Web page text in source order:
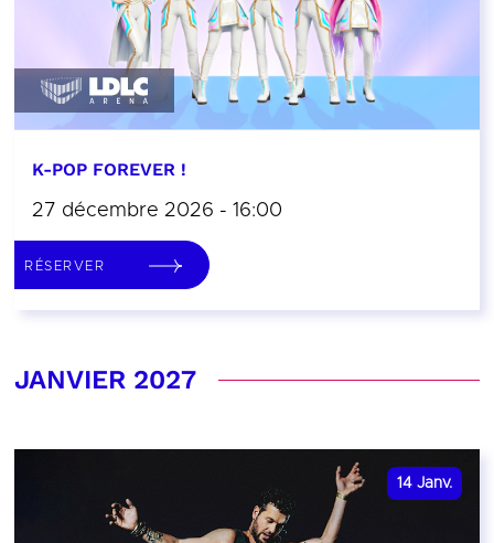
K-POP FOREVER !
27 décembre 2026 - 16:00
RÉSERVER
JANVIER 2027
14 Janv.